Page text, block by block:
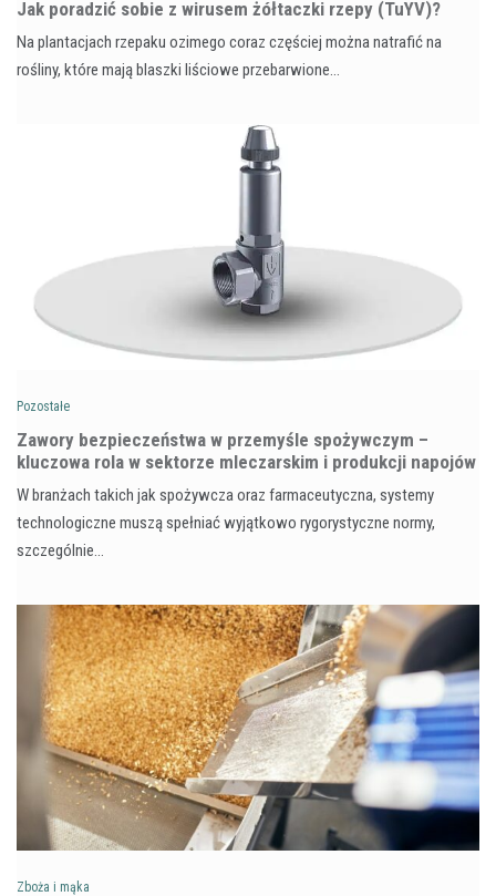
​Jak poradzić sobie z wirusem żółtaczki rzepy (TuYV)?
Na plantacjach rzepaku ozimego coraz częściej można natrafić na
rośliny, które mają blaszki liściowe przebarwione…
Pozostałe
Zawory bezpieczeństwa w przemyśle spożywczym –
kluczowa rola w sektorze mleczarskim i produkcji napojów
W branżach takich jak spożywcza oraz farmaceutyczna, systemy
technologiczne muszą spełniać wyjątkowo rygorystyczne normy,
szczególnie…
Zboża i mąka